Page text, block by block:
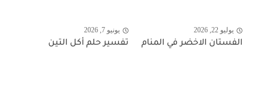
يوليو 22, 2026
الفستان الاخضر في المنام
يونيو 7, 2026
تفسير حلم أكل التين